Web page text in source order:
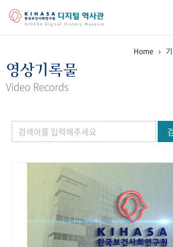
걸어온 길 기관 변천사
정책과 연구 키워드로 보는 연구 역사
기록물 아카이브
사진 아카이브 문서 기록물 행정박물
Home
영상기록물
Video Records